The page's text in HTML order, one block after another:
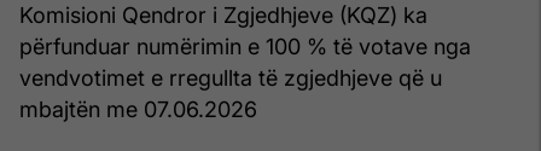
Komisioni Qendror i Zgjedhjeve (KQZ) ka
përfunduar numërimin e 100 % të votave nga
vendvotimet e rregullta të zgjedhjeve që u
mbajtën me 07.06.2026